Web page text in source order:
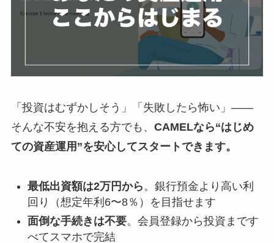
「投資はむずかしそう」「失敗したら怖い」――
そんな不安を抱える方でも、 CAMELなら“はじめ
ての資産運用”を安心してスタートできます。
最低出資額は2万円から。銀行預金より高い利
回り（想定年利6〜8％）を目指せます
面倒な手続きは不要。会員登録から投資まです
べてスマホで完結